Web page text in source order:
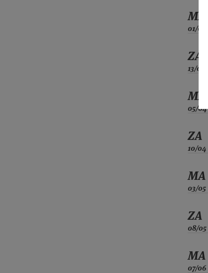
MA
01/03
ZA
13/03
MA
05/04
ZA
10/04
MA
03/05
ZA
08/05
MA
07/06